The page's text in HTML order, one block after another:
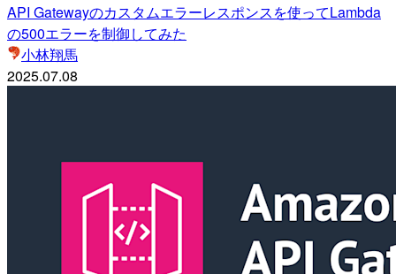
API Gatewayのカスタムエラーレスポンスを使ってLambda
の500エラーを制御してみた
小林翔馬
2025.07.08